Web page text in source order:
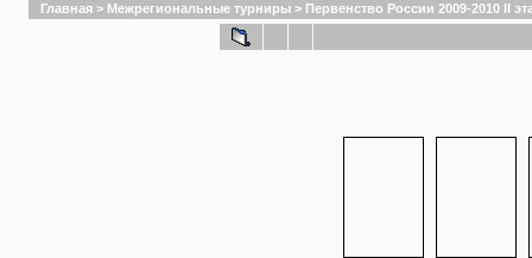
Главная > Межрегиональные турниры > Первенство России 2009-2010 II